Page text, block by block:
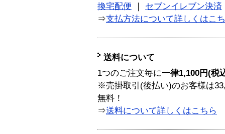
換宅配便
セブンイレブン決済
⇒支払方法について詳しくはこ
送料について
1つのご注文毎に一律1,100円(税
※売掛取引(後払い)のお客様は
無料！
⇒送料について詳しくはこちら